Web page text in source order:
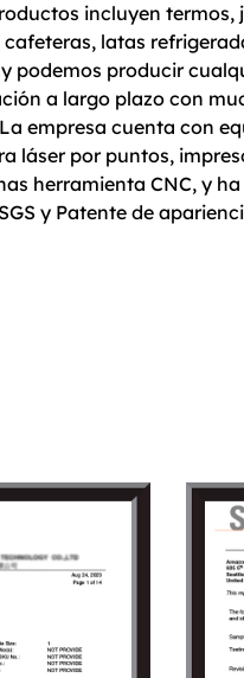
incluyen termos,
latas
podemos producir
a largo plazo con
empresa cuenta con
láser por puntos,
herramienta CNC, y
y Patente de